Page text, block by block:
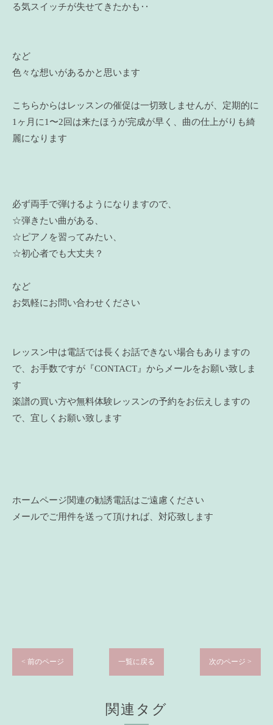
る気スイッチが失せてきたかも‥
など
色々な想いがあるかと思います
こちらからはレッスンの催促は一切致しませんが、定期的に
1ヶ月に1〜2回は来たほうが完成が早く、曲の仕上がりも綺
麗になります
必ず両手で弾けるようになりますので、
☆弾きたい曲がある、
☆ピアノを習ってみたい、
☆初心者でも大丈夫？
など
お気軽にお問い合わせください
レッスン中は電話では長くお話できない場合もありますの
で、お手数ですが『CONTACT』からメールをお願い致しま
す
楽譜の買い方や無料体験レッスンの予約をお伝えしますの
で、宜しくお願い致します
ホームページ関連の勧誘電話はご遠慮ください
メールでご用件を送って頂ければ、対応致します
< 前のページ 一覧に戻る 次のページ >
関連タグ